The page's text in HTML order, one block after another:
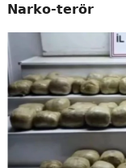
Narko-terör